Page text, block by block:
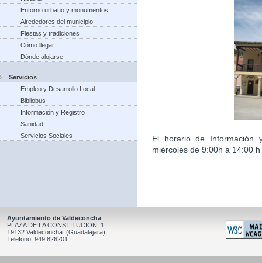
Entorno urbano y monumentos
Alrededores del municipio
Fiestas y tradiciones
Cómo llegar
Dónde alojarse
Servicios
Empleo y Desarrollo Local
Bibliobus
Información y Registro
Sanidad
Servicios Sociales
El horario de Información
miércoles de 9:00h a 14:00
Ayuntamiento de Valdeconcha
PLAZA DE LA CONSTITUCION, 1
19132 Valdeconcha (Guadalajara)
Telefono: 949 826201